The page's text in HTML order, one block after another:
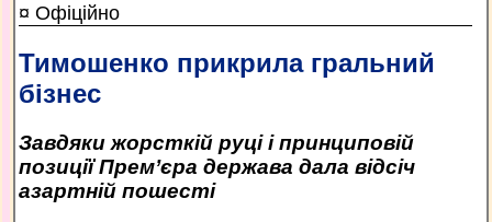
¤ Офіційно
Тимошенко прикрила гральний
бізнес
Завдяки жорсткій руці і принциповій
позиції Прем’єра держава дала відсіч
азартній пошесті